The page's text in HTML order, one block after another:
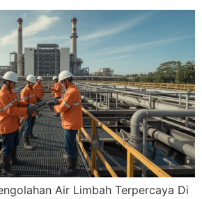
Air Limbah Terpercaya Di